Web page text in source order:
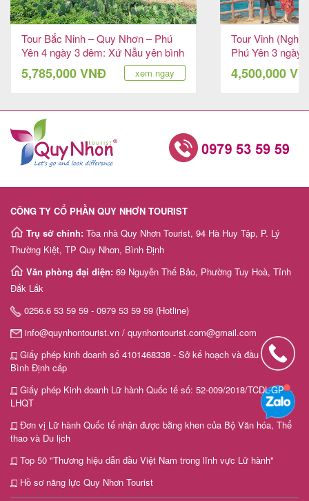
Tour Bắc Ninh – Quy Nhơn – Phú
Yên 4 ngày 3 đêm: Xứ Nẫu yên bình
5,785,000 VNĐ xem ngay
Tour Vinh
Phú Yên 3 ngày
nhớ
4,500,000
CÔNG TY CỔ PHẦN QUY NHƠN TOURIST
Trụ sở chính: Tòa nhà Quy Nhơn Tourist, 94 Hà Huy Tập, P. Lý
Thường Kiệt, TP Quy Nhơn, Bình Định
Văn phòng đại diện: 69 Nguyễn Thế Bảo, Phường Tuy Hoà, Tỉnh
Đắk Lắk
0256.6 53 59 59 - 0979 53 59 59 (Hotline)
info@quynhontourist.vn / quynhontourist.com@gmail.com
Giấy phép kinh doanh số 4101468338 - Sở kế hoạch và đầu tư tỉnh
Bình Định cấp
Giấy phép Kinh doanh Lữ hành Quốc tế số: 52-009/2018/TCDL-GP
LHQT
Đơn vị Lữ hành Quốc tế nhận được bằng khen của Bộ Văn hóa, Thể
thao và Du lịch
Top 50 "Thương hiệu dẫn đầu Việt Nam trong lĩnh vực Lữ hành"
Hồ sơ năng lực Quy Nhơn Tourist